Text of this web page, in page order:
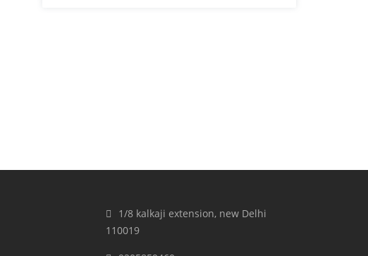
1/8 kalkaji extension, new Delhi
110019